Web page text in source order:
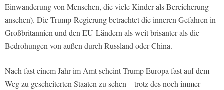
Einwanderung von Menschen, die viele Kinder als Bereicherung
ansehen). Die Trump-Regierung betrachtet die inneren Gefahren in
Großbritannien und den EU-Ländern als weit brisanter als die
Bedrohungen von außen durch Russland oder China.
Nach fast einem Jahr im Amt scheint Trump Europa fast auf dem
Weg zu gescheiterten Staaten zu sehen – trotz des noch immer